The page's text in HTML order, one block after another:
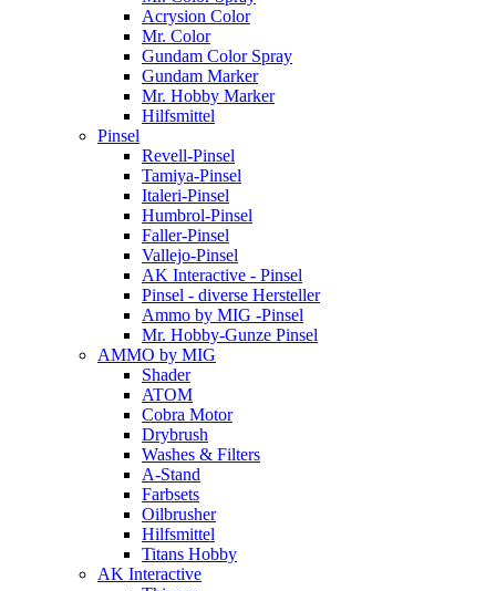
Acrysion Color
Mr. Color
Gundam Color Spray
Gundam Marker
Mr. Hobby Marker
Hilfsmittel
Pinsel
Revell-Pinsel
Tamiya-Pinsel
Italeri-Pinsel
Humbrol-Pinsel
Faller-Pinsel
Vallejo-Pinsel
AK Interactive - Pinsel
Pinsel - diverse Hersteller
Ammo by MIG -Pinsel
Mr. Hobby-Gunze Pinsel
AMMO by MIG
Shader
ATOM
Cobra Motor
Drybrush
Washes & Filters
A-Stand
Farbsets
Oilbrusher
Hilfsmittel
Titans Hobby
AK Interactive